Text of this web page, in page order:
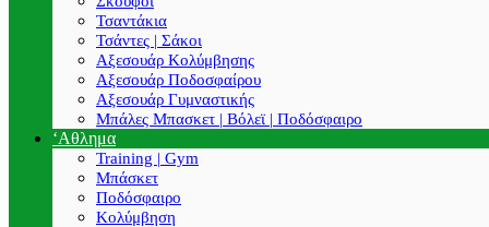
Τσαντάκια
Τσάντες | Σάκοι
Αξεσουάρ Κολύμβησης
Αξεσουάρ Ποδοσφαίρου
Αξεσουάρ Γυμναστικής
Μπάλες Μπασκετ | Βόλεϊ | Ποδόσφαιρο
‘Αθλημα
Training | Gym
Μπάσκετ
Ποδόσφαιρο
Κολύμβηση